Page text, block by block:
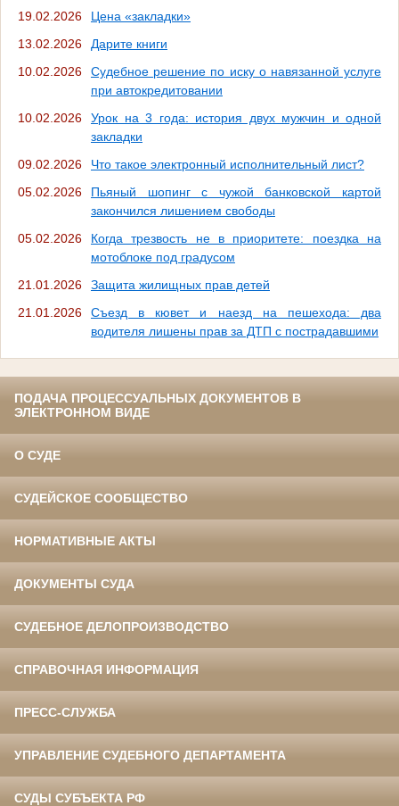
19.02.2026
Цена «закладки»
13.02.2026
Дарите книги
10.02.2026
Судебное решение по иску о навязанной услуге
при автокредитовании
10.02.2026
Урок на 3 года: история двух мужчин и одной
закладки
09.02.2026
Что такое электронный исполнительный лист?
05.02.2026
Пьяный шопинг с чужой банковской картой
закончился лишением свободы
05.02.2026
Когда трезвость не в приоритете: поездка на
мотоблоке под градусом
21.01.2026
Защита жилищных прав детей
21.01.2026
Съезд в кювет и наезд на пешехода: два
водителя лишены прав за ДТП с пострадавшими
ПОДАЧА ПРОЦЕССУАЛЬНЫХ ДОКУМЕНТОВ В
ЭЛЕКТРОННОМ ВИДЕ
О СУДЕ
СУДЕЙСКОЕ СООБЩЕСТВО
НОРМАТИВНЫЕ АКТЫ
ДОКУМЕНТЫ СУДА
СУДЕБНОЕ ДЕЛОПРОИЗВОДСТВО
СПРАВОЧНАЯ ИНФОРМАЦИЯ
ПРЕСС-СЛУЖБА
УПРАВЛЕНИЕ СУДЕБНОГО ДЕПАРТАМЕНТА
СУДЫ СУБЪЕКТА РФ